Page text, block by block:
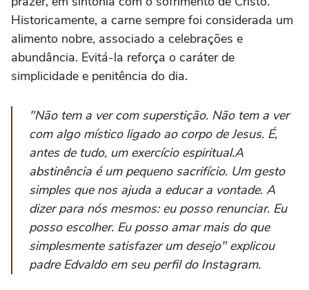
Historicamente, a carne sempre foi considerada um
alimento nobre, associado a celebrações e
abundância. Evitá-la reforça o caráter de
simplicidade e penitência do dia.
"Não tem a ver com superstição. Não tem a ver
com algo místico ligado ao corpo de Jesus. É,
antes de tudo, um exercício espiritual.A
abstinência é um pequeno sacrifício. Um gesto
simples que nos ajuda a educar a vontade. A
dizer para nós mesmos: eu posso renunciar. Eu
posso escolher. Eu posso amar mais do que
simplesmente satisfazer um desejo" explicou
padre Edvaldo em seu perfil do Instagram.